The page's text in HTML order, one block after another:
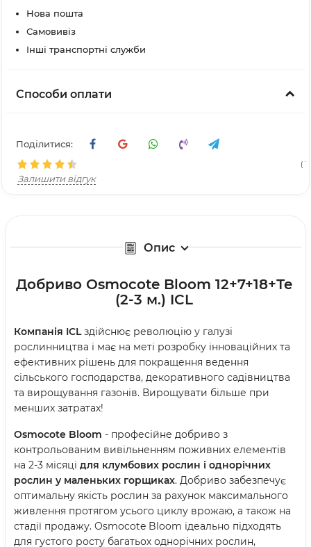
Нова пошта
Самовивіз
Інші транспортні служби
Способи оплати
Поділитися:
(
Залишити відгук
Опис
Добриво Osmocote Bloom 12+7+18+Те
(2-3 м.) ICL
Компанія ICLздійснює революцію у галузі
рослинництва і має на меті розробку інноваційних та
ефективних рішень для покращення ведення
сільського господарства, декоративного садівництва
та вирощування газонів. Вирощувати більше при
менших затратах!
Osmocote Bloom - професійне добриво з
контрольованим вивільненням поживних елементів
на 2-3 місяці для клумбових рослин і однорічних
рослин у маленьких горщиках. Добриво забезпечує
оптимальну якість рослин за рахунок максимального
живлення протягом усього циклу врожаю, а також на
стадії продажу. Osmocote Bloom ідеально підходять
для густого росту багатьох однорічних рослин,